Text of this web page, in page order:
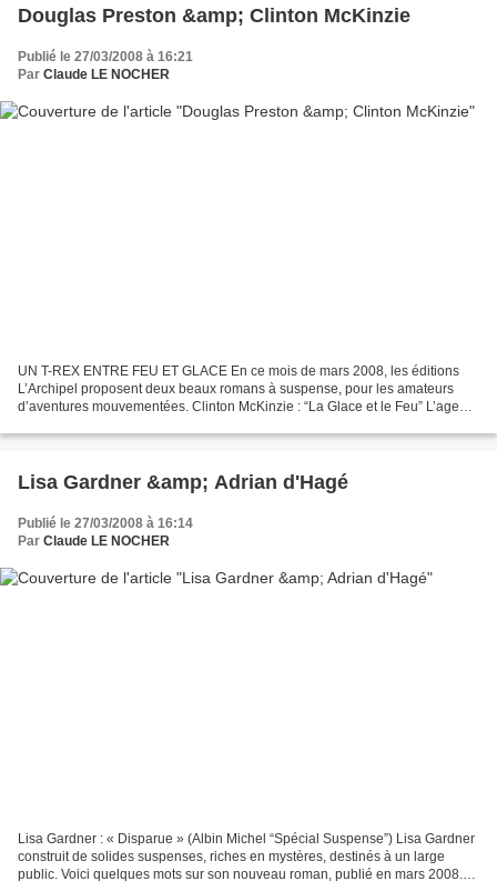
Douglas Preston &amp; Clinton McKinzie
Publié le 27/03/2008 à 16:21
Par Claude LE NOCHER
UN T-REX ENTRE FEU ET GLACE En ce mois de mars 2008, les éditions
L’Archipel proposent deux beaux romans à suspense, pour les amateurs
d’aventures mouvementées. Clinton McKinzie : “La Glace et le Feu” L’agent
Lisa Gardner &amp; Adrian d'Hagé
Publié le 27/03/2008 à 16:14
Par Claude LE NOCHER
Lisa Gardner : « Disparue » (Albin Michel “Spécial Suspense”) Lisa Gardner
construit de solides suspenses, riches en mystères, destinés à un large
public. Voici quelques mots sur son nouveau roman, publié en mars 2008.